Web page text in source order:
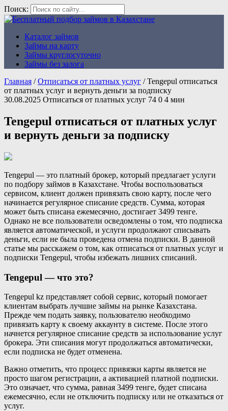
Поиск:
Бесплатный подбор займов в
Казахстане
Каталог займов
Займы на карту
Займы круглосуточно
Займы без залога
Главная /Отписаться от платных услуг /Tengepul отписаться
от платных услуг и вернуть деньги за подписку
30.08.2025 Отписаться от платных услуг 74 0 4 мин
Tengepul отписаться от платных услуг
и вернуть деньги за подписку
Tengepul — это платный брокер, который предлагает услуги
по подбору займов в Казахстане. Чтобы воспользоваться
сервисом, клиент должен привязать свою карту, после чего
начинается регулярное списание средств. Сумма, которая
может быть списана ежемесячно, достигает 3499 тенге.
Однако не все пользователи осведомлены о том, что подписка
является автоматической, и услуги продолжают списывать
деньги, если не была проведена отмена подписки. В данной
статье мы расскажем о том, как отписаться от платных услуг и
подписки Tengepul, чтобы избежать лишних списаний.
Tengepul — что это?
Tengepul kz представляет собой сервис, который помогает
клиентам выбрать лучшие займы на рынке Казахстана.
Прежде чем подать заявку, пользователю необходимо
привязать карту к своему аккаунту в системе. После этого
начнется регулярное списание средств за использование услуг
брокера. Эти списания могут продолжаться автоматически,
если подписка не будет отменена.
Важно отметить, что процесс привязки карты является не
просто шагом регистрации, а активацией платной подписки.
Это означает, что сумма, равная 3499 тенге, будет списана
ежемесячно, если не отключить подписку или не отказаться от
услуг.